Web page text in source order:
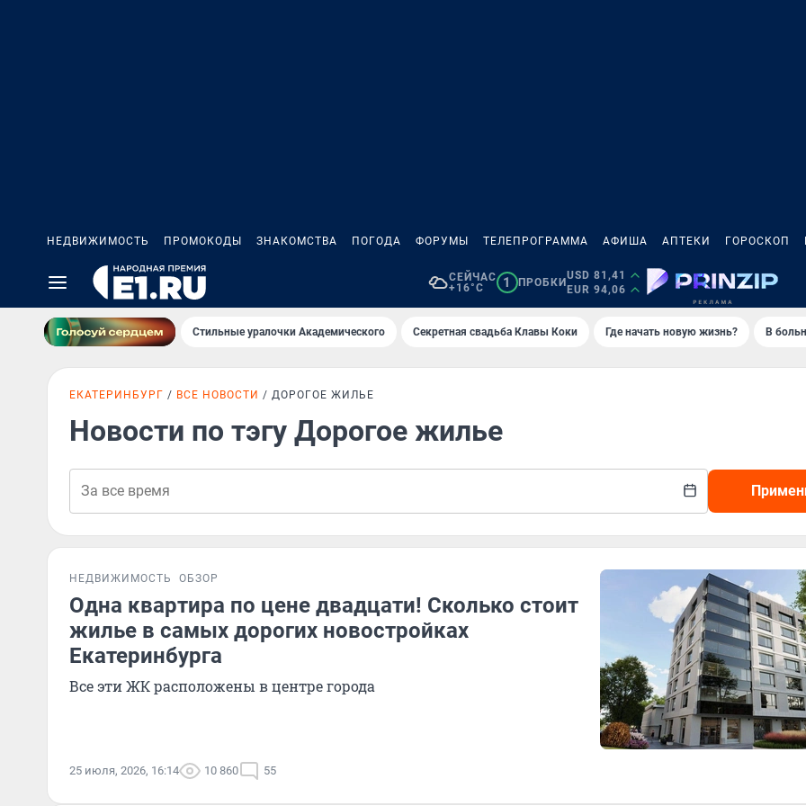
НЕДВИЖИМОСТЬ ПРОМОКОДЫ ЗНАКОМСТВА ПОГОДА ФОРУМЫ ТЕЛЕПРОГРАММА АФИША АПТЕКИ ГОРОСКОП
СЕЙЧАС
+16°C
1 ПРОБКИ
USD 81,41
EUR 94,06
Стильные уралочки Академического Секретная свадьба Клавы Коки Где начать новую жизнь? В
ЕКАТЕРИНБУРГ ВСЕ НОВОСТИ ДОРОГОЕ ЖИЛЬЕ
Новости по тэгу Дорогое жилье
НЕДВИЖИМОСТЬ ОБЗОР
Одна квартира по цене двадцати! Сколько стоит
жилье в самых дорогих новостройках
Екатеринбурга
Все эти ЖК расположены в центре города
25 июля, 2026, 16:14 10 860 55